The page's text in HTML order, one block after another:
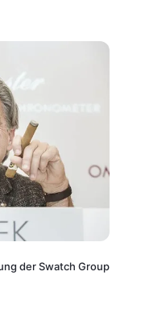
der Swatch Group